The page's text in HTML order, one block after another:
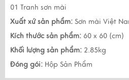
01 Tranh sơn mài
Xuất xứ sản phẩm: Sơn mài Việt
Kích thước sản phẩm: 60 x 60 (cm)
Khối lượng sản phẩm: 2.85kg
Đóng gói: Hộp Sản Phẩm